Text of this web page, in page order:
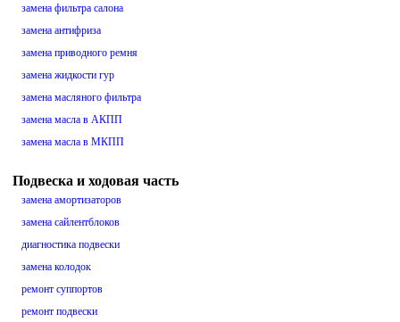
замена фильтра салона
замена антифриза
замена приводного ремня
замена жидкости гур
замена масляного фильтра
замена масла в АКПП
замена масла в МКПП
Подвеска и ходовая часть
замена амортизаторов
замена сайлентблоков
диагностика подвески
замена колодок
ремонт суппортов
ремонт подвески